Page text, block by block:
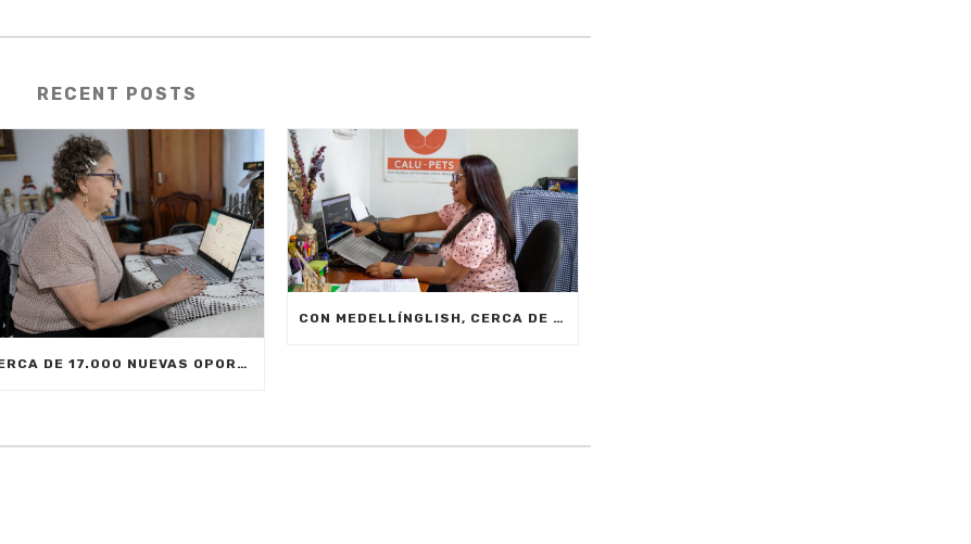
RECENT POSTS
CERCA DE 17.000 NUEVAS OPORTUNIDADES DE ESTUDIO SIN COSTO PARA MEDELLÍN
CON MEDELLÍNGLISH, CERCA DE 2.000 CIUDADANOS SE FORMARÁN EN INGLÉS FUNCIONAL PARA EL TRABAJO